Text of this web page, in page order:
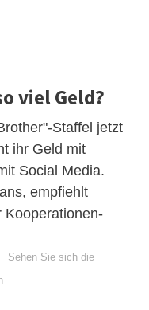
viel Geld?
Staffel jetzt
ihr Geld mit
Social Media.
empfiehlt
Kooperationen-
Sehen Sie sich die